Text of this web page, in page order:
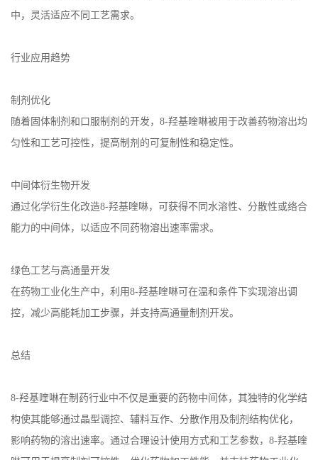
中，灵活适应不同工艺需求。
行业应用趋势
制剂优化
随着固体制剂和口服制剂的开发， 8-羟基喹啉被用于改善药物溶出均
匀性和工艺可控性，提高制剂的可复制性和稳定性。
中间体衍生物开发
通过化学衍生化改造8-羟基喹啉，可获得不同水溶性、分散性或络合
能力的中间体，以适应不同药物溶出速率需求。
绿色工艺与高通量开发
在药物工业化生产中，利用8-羟基喹啉可在温和条件下实现溶出调
控，减少高能耗加工步骤，并支持高通量制剂开发。
总结
8-羟基喹啉在制药行业中不仅是重要的药物中间体，其独特的化学结
构使其能够通过晶型调控、辅料互作、分散作用及制剂结构优化，
影响药物的溶出速率。通过合理设计使用方式和工艺参数， 8-羟基喹